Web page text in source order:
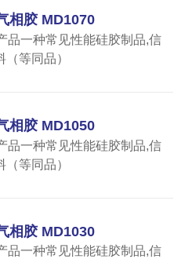
相胶 MD1070
品一种常见性能硅胶制品,信
等同品）
相胶 MD1050
品一种常见性能硅胶制品,信
等同品）
相胶 MD1030
品一种常见性能硅胶制品,信